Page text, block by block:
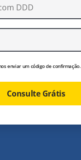
enviar um código de confirmação.
Consulte Grátis